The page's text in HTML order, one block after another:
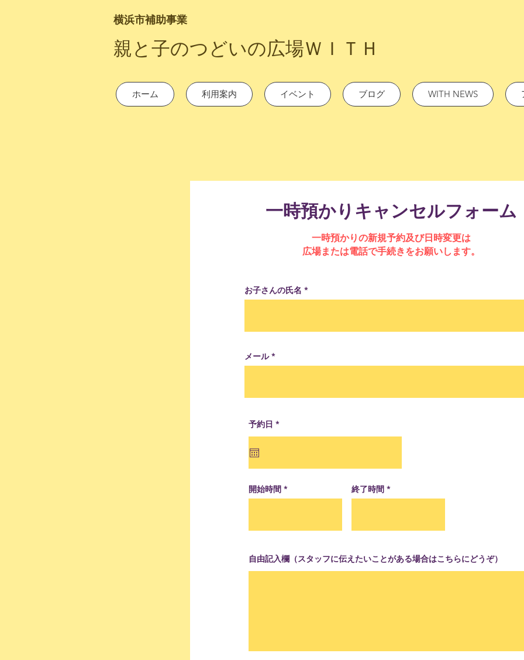
横浜市補助事業
​親と子のつどいの広場ＷＩＴＨ
ホーム 利用案内 イベント ブログ WITH NEWS
一時預かりキャンセルフォーム
一時預かりの新規予約及び​日時変更は
広場または電話で手続きをお願いします。
お子さんの氏名
メール
予約日 *r
q
開始時間 終了時間
自由記入欄（スタッフに伝えたいことがある場合はこちらにどうぞ）